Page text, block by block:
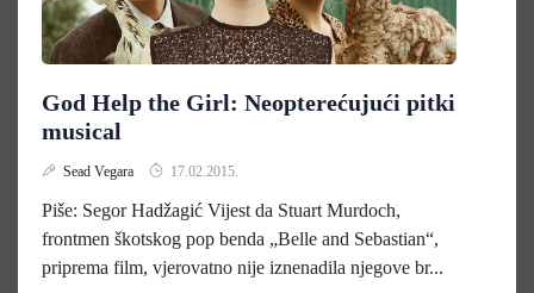
God Help the Girl: Neopterećujući pitki
musical
Sead Vegara 17.02.2015.
Piše: Segor Hadžagić Vijest da Stuart Murdoch,
frontmen škotskog pop benda „Belle and Sebastian“,
priprema film, vjerovatno nije iznenadila njegove br...